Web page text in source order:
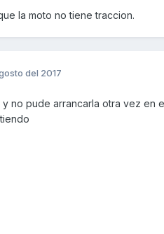
la moto no tiene traccion.
del 2017
y no pude arrancarla otra vez en